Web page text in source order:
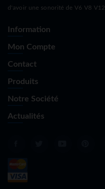
d'avoir une sonorité de V6 V8 V12.
Information
Mon Compte
Contact
Produits
Notre Société
Actualités